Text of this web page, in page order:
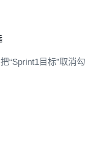
“Sprint1目标”取消勾